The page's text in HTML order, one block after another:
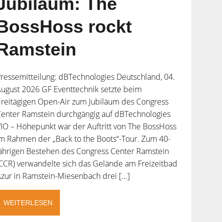
rockt
dBTechnologies Deutschland, 04.
2026 GF Eventtechnik setzte beim
Open-Air zum Jubiläum des Congress
Ramstein durchgängig auf dBTechnologies
– Höhepunkt war der Auftritt von The BossHoss
Rahmen der „Back to the Boots“-Tour. Zum 40-
Bestehen des Congress Center Ramstein
verwandelte sich das Gelände am Freizeitbad
in Ramstein-Miesenbach drei [...]
WEITERLESEN